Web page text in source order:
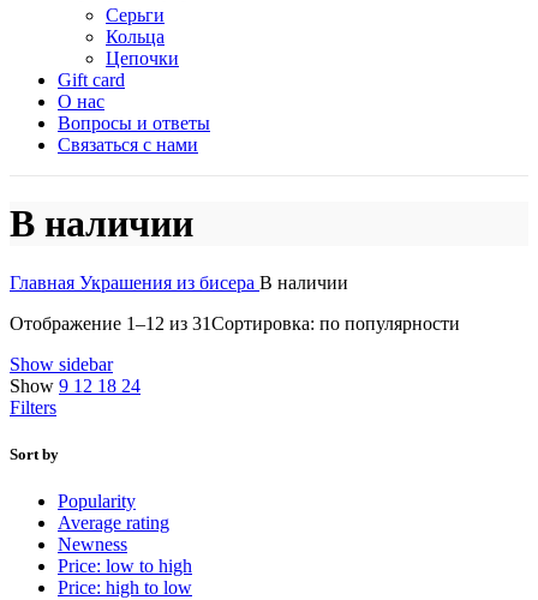
Серьги
Кольца
Цепочки
Gift card
О нас
Вопросы и ответы
Связаться с нами
В наличии
Главная Украшения из бисера В наличии
Отображение 1–12 из 31Сортировка: по популярности
Show sidebar
Show 9 12 18 24
Filters
Sort by
Popularity
Average rating
Newness
Price: low to high
Price: high to low